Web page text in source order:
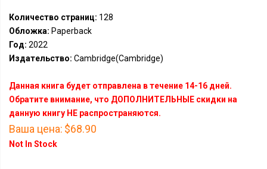
Количество страниц: 128
Обложка: Paperback
Год: 2022
Издательство: Cambridge(Cambridge)
Данная книга будет отправлена в течение 14-16 дней.
Обратите внимание, что ДОПОЛНИТЕЛЬНЫЕ скидки на
данную книгу НЕ распространяются.
Ваша цена: $68.90
Not In Stock